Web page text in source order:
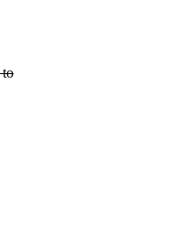
to